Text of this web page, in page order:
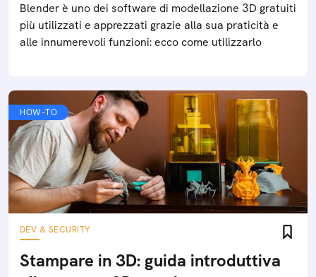
Blender è uno dei software di modellazione 3D gratuiti
più utilizzati e apprezzati grazie alla sua praticità e
alle innumerevoli funzioni: ecco come utilizzarlo
HOW-TO
DEV & SECURITY
Stampare in 3D: guida introduttiva